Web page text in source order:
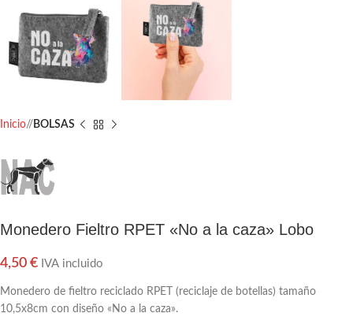
Inicio/ BOLSAS
Monedero Fieltro RPET «No a la caza» Lobo
4,50 € IVA incluido
Monedero de fieltro reciclado RPET (reciclaje de botellas) tamaño
10,5x8cm con diseño «No a la caza».